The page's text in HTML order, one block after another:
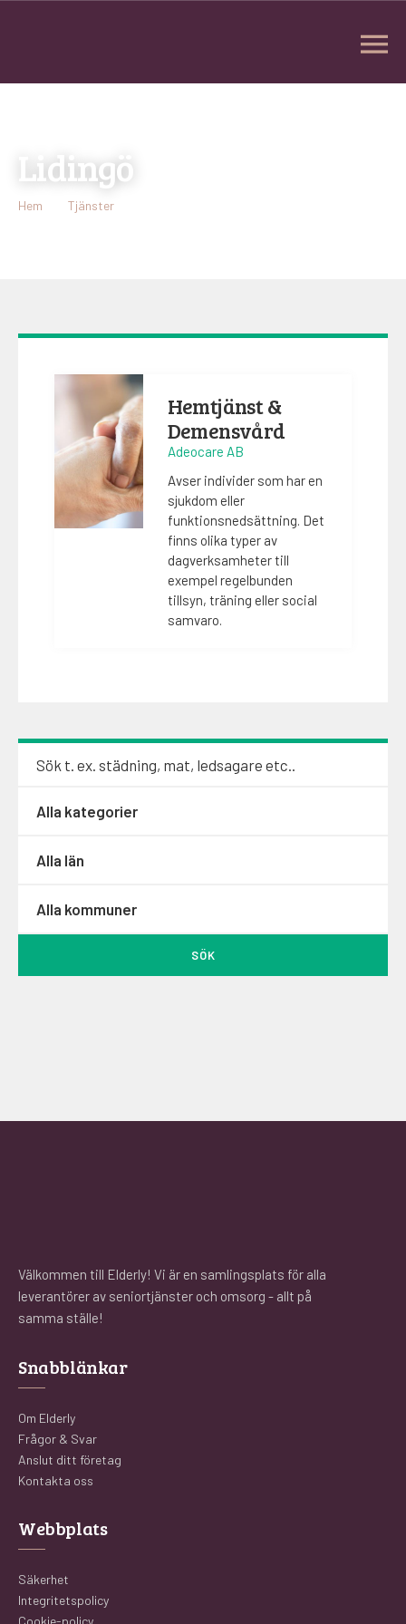
Lidingö
Hem Tjänster
Hemtjänst &
Demensvård
Adeocare AB
Avser individer som har en
sjukdom eller
funktionsnedsättning. Det
finns olika typer av
dagverksamheter till
exempel regelbunden
tillsyn, träning eller social
samvaro.
Välkommen till Elderly! Vi är en samlingsplats för alla
leverantörer av seniortjänster och omsorg - allt på
samma ställe!
Snabblänkar
Om Elderly
Frågor & Svar
Anslut ditt företag
Kontakta oss
Webbplats
Säkerhet
Integritetspolicy
Cookie-policy